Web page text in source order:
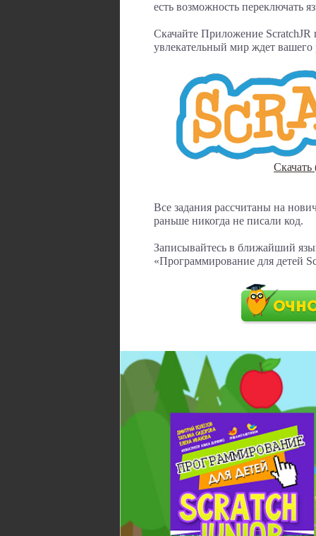
есть возможность переключать
Скачайте Приложение ScratchJR
увлекательный мир ждет вашего
Скачать
Все задания рассчитаны на
раньше никогда не писали код.
Записывайтесь в ближайший
«Программирование для детей